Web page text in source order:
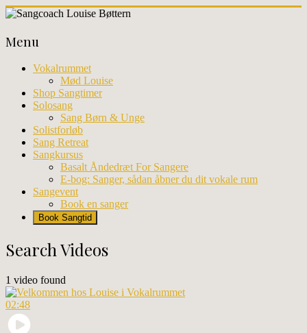
Skip
content
Louise
Bøttern
Professionel
sangundervisning
workhops
København
Menu
Vokalrummet
Mød Louise
Shop Sangtimer
Solosang
Sang Børn & Unge
Solistforløb
Sang Retreat
Sangkursus
Basalt Åndedræt For Sangere
E-bog: Sanger, sådan åbner du dit vokale rum
Sangevent
Book en sanger
Book Sangtid
Search Videos
1 video found
02:48